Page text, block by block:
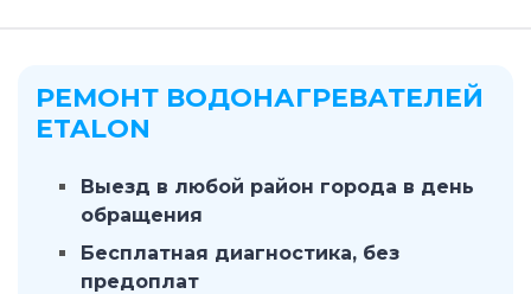
РЕМОНТ ВОДОНАГРЕВАТЕЛЕЙ
ETALON
Выезд в любой район города в день
обращения
Бесплатная диагностика, без
предоплат